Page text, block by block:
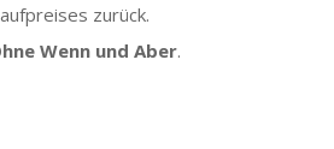
zurück.
Wenn und Aber.